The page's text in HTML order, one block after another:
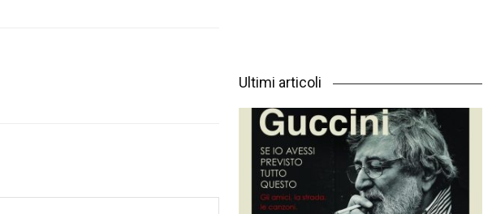
Ultimi articoli